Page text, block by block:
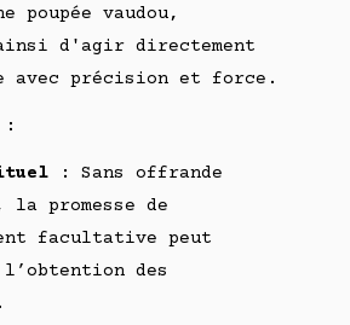
poupée vaudou,
d'agir directement
précision et force.
:
: Sans offrande
la promesse de
facultative peut
des